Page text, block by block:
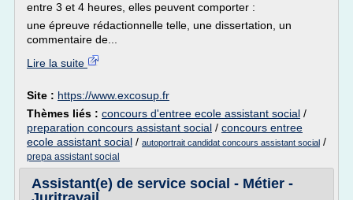
entre 3 et 4 heures, elles peuvent comporter :
une épreuve rédactionnelle telle, une dissertation, un
commentaire de...
Lire la suite
Site : https://www.excosup.fr
Thèmes liés : concours d'entree ecole assistant social /
preparation concours assistant social / concours entree
ecole assistant social / autoportrait candidat concours assistant social /
prepa assistant social
Assistant(e) de service social - Métier -